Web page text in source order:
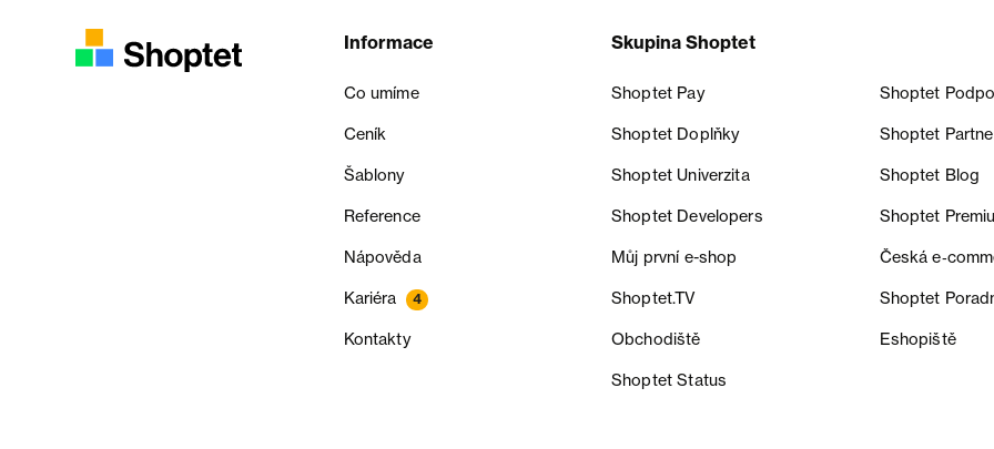
Informace
Co umíme
Ceník
Šablony
Reference
Nápověda
Kariéra 4
Kontakty
Skupina Shoptet
Shoptet Pay Shoptet
Shoptet Doplňky Shoptet
Shoptet Univerzita Shoptet Blog
Shoptet Developers Shoptet
Můj první e-shop Česká
Shoptet.TV Shoptet
Obchodiště Eshopiště
Shoptet Status